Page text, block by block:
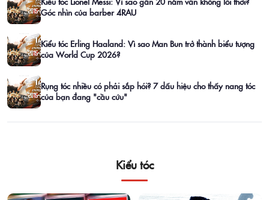
Góc nhìn của barber 4RAU
Kiểu tóc Erling Haaland: Vì sao Man Bun trở thành biểu tượng
của World Cup 2026?
Rụng tóc nhiều có phải sắp hói? 7 dấu hiệu cho thấy nang tóc
của bạn đang "cầu cứu"
Kiểu tóc